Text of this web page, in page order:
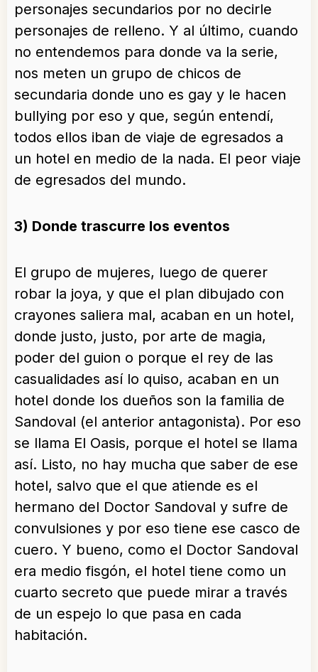
personajes secundarios por no decirle
personajes de relleno. Y al último, cuando
no entendemos para donde va la serie,
nos meten un grupo de chicos de
secundaria donde uno es gay y le hacen
bullying por eso y que, según entendí,
todos ellos iban de viaje de egresados a
un hotel en medio de la nada. El peor viaje
de egresados del mundo.
3) Donde trascurre los eventos
El grupo de mujeres, luego de querer
robar la joya, y que el plan dibujado con
crayones saliera mal, acaban en un hotel,
donde justo, justo, por arte de magia,
poder del guion o porque el rey de las
casualidades así lo quiso, acaban en un
hotel donde los dueños son la familia de
Sandoval (el anterior antagonista). Por eso
se llama El Oasis, porque el hotel se llama
así. Listo, no hay mucha que saber de ese
hotel, salvo que el que atiende es el
hermano del Doctor Sandoval y sufre de
convulsiones y por eso tiene ese casco de
cuero. Y bueno, como el Doctor Sandoval
era medio fisgón, el hotel tiene como un
cuarto secreto que puede mirar a través
de un espejo lo que pasa en cada
habitación.